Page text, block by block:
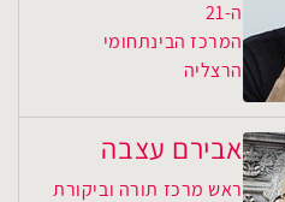
ה-21
המרכז הבינתחומי
הרצליה
אבירם עצבה
ראש מרכז תורה וביקורת